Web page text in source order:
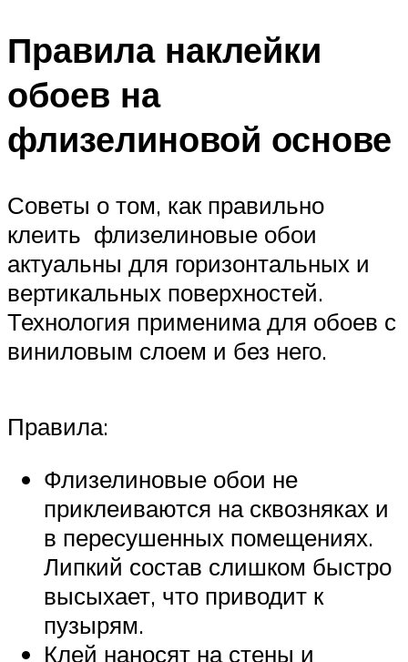
Правила наклейки
обоев на
флизелиновой основе
Советы о том, как правильно
клеить флизелиновые обои
актуальны для горизонтальных и
вертикальных поверхностей.
Технология применима для обоев с
виниловым слоем и без него.
Правила:
Флизелиновые обои не
приклеиваются на сквозняках и
в пересушенных помещениях.
Липкий состав слишком быстро
высыхает, что приводит к
пузырям.
Клей наносят на стены и